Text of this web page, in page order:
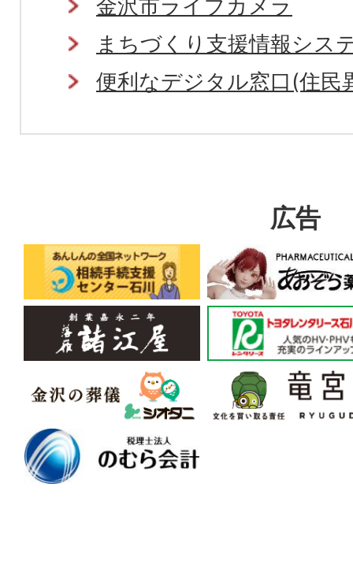
金沢市ライブカメラ
まちづくり支援情報シス
便利なデジタル窓口(住民
広告